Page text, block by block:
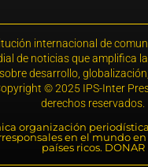
internacional de
de noticias que amplifica
desarrollo,
© 2025 IPS-Inter
derechos reservados.
organización
en el mundo
países ricos. DONAR